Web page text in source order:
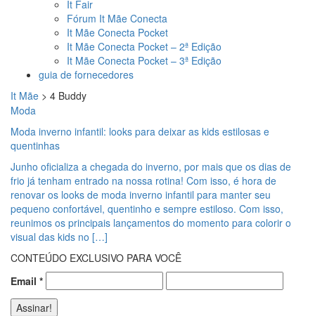
It Fair
Fórum It Mãe Conecta
It Mãe Conecta Pocket
It Mãe Conecta Pocket – 2ª Edição
It Mãe Conecta Pocket – 3ª Edição
guia de fornecedores
It Mãe > 4 Buddy
Moda
Moda inverno infantil: looks para deixar as kids estilosas e
quentinhas
Junho oficializa a chegada do inverno, por mais que os dias de
frio já tenham entrado na nossa rotina! Com isso, é hora de
renovar os looks de moda inverno infantil para manter seu
pequeno confortável, quentinho e sempre estiloso. Com isso,
reunimos os principais lançamentos do momento para colorir o
visual das kids no […]
CONTEÚDO EXCLUSIVO PARA VOCÊ
Email *